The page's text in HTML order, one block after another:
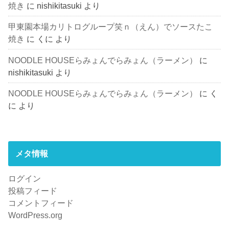
焼き に nishikitasuki より
甲東園本場カリトログループ笑ｎ（えん）でソースたこ
焼き に くに より
NOODLE HOUSEらみょんでらみょん（ラーメン）
に
nishikitasuki より
NOODLE HOUSEらみょんでらみょん（ラーメン） に く
に より
メタ情報
ログイン
投稿フィード
コメントフィード
WordPress.org